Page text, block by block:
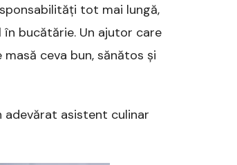
tot mai lungă,
bucătărie. Un ajutor care
ceva bun, sănătos și
adevărat asistent culinar